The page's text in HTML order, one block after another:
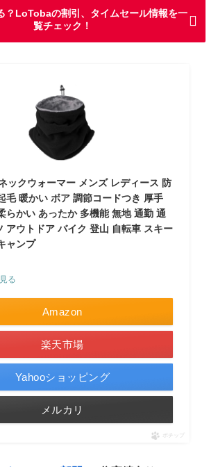
？LoTobaの割引、タイムセール情報を一
覧チェック！
ックウォーマー メンズ レディース 防
毛 暖かい ボア 調節コードつき 厚手
らかい あったか 多機能 無地 通勤 通
アウトドア バイク 登山 自転車 スキー
ャンプ
る
Amazon
楽天市場
Yahooショッピング
メルカリ
ポチップ